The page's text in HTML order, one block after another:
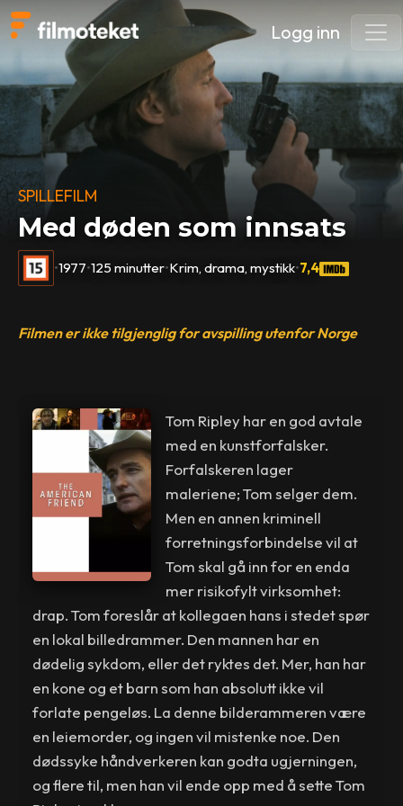
Logg inn
SPILLEFILM
Med døden som innsats
•1977•125 minutter•Krim, drama, mystikk•7,4
Filmen er ikke tilgjenglig for avspilling utenfor Norge
Tom Ripley har en god avtale
med en kunstforfalsker.
Forfalskeren lager
maleriene; Tom selger dem.
Men en annen kriminell
forretningsforbindelse vil at
Tom skal gå inn for en enda
mer risikofylt virksomhet:
drap. Tom foreslår at kollegaen hans i stedet spør
en lokal billedrammer. Den mannen har en
dødelig sykdom, eller det ryktes det. Mer, han har
en kone og et barn som han absolutt ikke vil
forlate pengeløs. La denne bilderammeren være
en leiemorder, og ingen vil mistenke noe. Den
dødssyke håndverkeren kan godta ugjerningen,
og flere til, men han vil ende opp med å sette Tom